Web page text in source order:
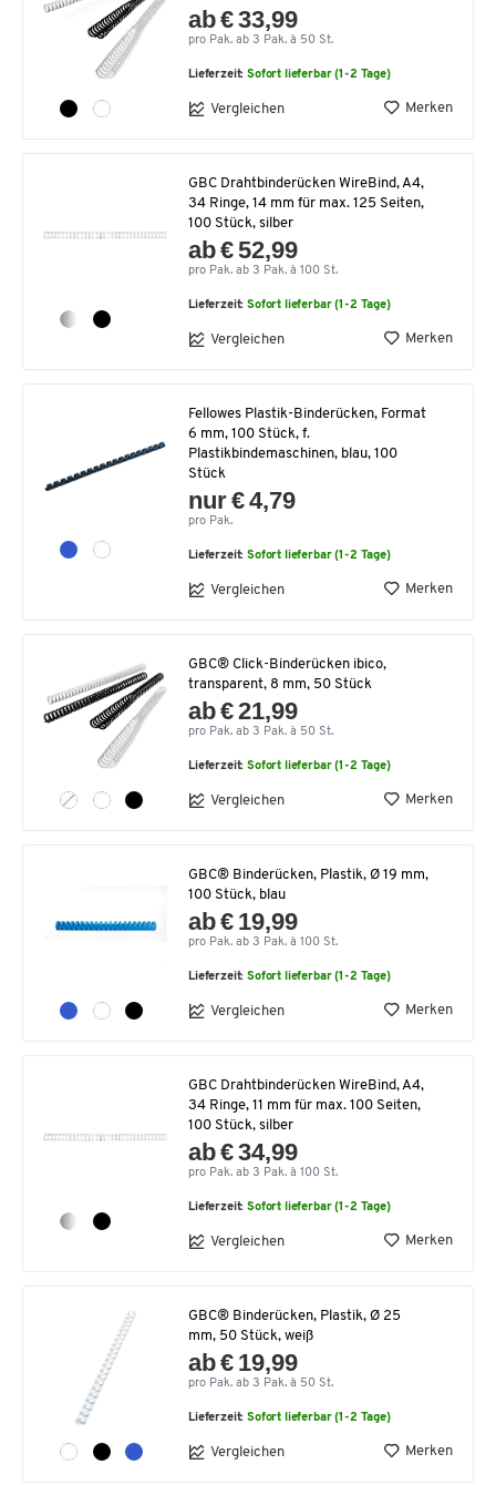
ab € 33,99
pro Pak. ab 3 Pak. à 50 St.
Lieferzeit:Sofort lieferbar (1-2 Tage)
Vergleichen Merken
GBC Drahtbinderücken WireBind, A4,
34 Ringe, 14 mm für max. 125 Seiten,
100 Stück, silber
ab € 52,99
pro Pak. ab 3 Pak. à 100 St.
Lieferzeit:Sofort lieferbar (1-2 Tage)
Vergleichen Merken
Fellowes Plastik-Binderücken, Format
6 mm, 100 Stück, f.
Plastikbindemaschinen, blau, 100
Stück
nur € 4,79
pro Pak.
Lieferzeit:Sofort lieferbar (1-2 Tage)
Vergleichen Merken
GBC® Click-Binderücken ibico,
transparent, 8 mm, 50 Stück
ab € 21,99
pro Pak. ab 3 Pak. à 50 St.
Lieferzeit:Sofort lieferbar (1-2 Tage)
Vergleichen Merken
GBC® Binderücken, Plastik, Ø 19 mm,
100 Stück, blau
ab € 19,99
pro Pak. ab 3 Pak. à 100 St.
Lieferzeit:Sofort lieferbar (1-2 Tage)
Vergleichen Merken
GBC Drahtbinderücken WireBind, A4,
34 Ringe, 11 mm für max. 100 Seiten,
100 Stück, silber
ab € 34,99
pro Pak. ab 3 Pak. à 100 St.
Lieferzeit:Sofort lieferbar (1-2 Tage)
Vergleichen Merken
GBC® Binderücken, Plastik, Ø 25
mm, 50 Stück, weiß
ab € 19,99
pro Pak. ab 3 Pak. à 50 St.
Lieferzeit:Sofort lieferbar (1-2 Tage)
Vergleichen Merken